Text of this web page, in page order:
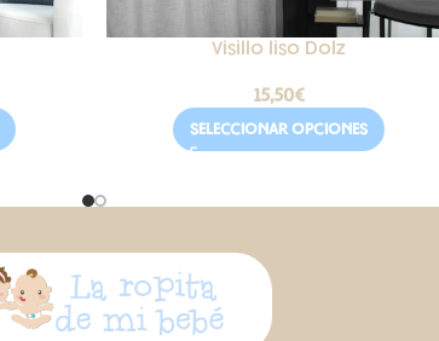
Visillo liso Dolz
15,50€
SELECCIONAR OPCIONES